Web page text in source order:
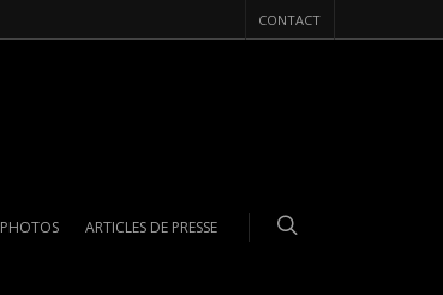
CONTACT
PHOTOS ARTICLES DE PRESSE